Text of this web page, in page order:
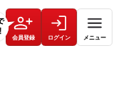
会員登録 ログイン メニュー